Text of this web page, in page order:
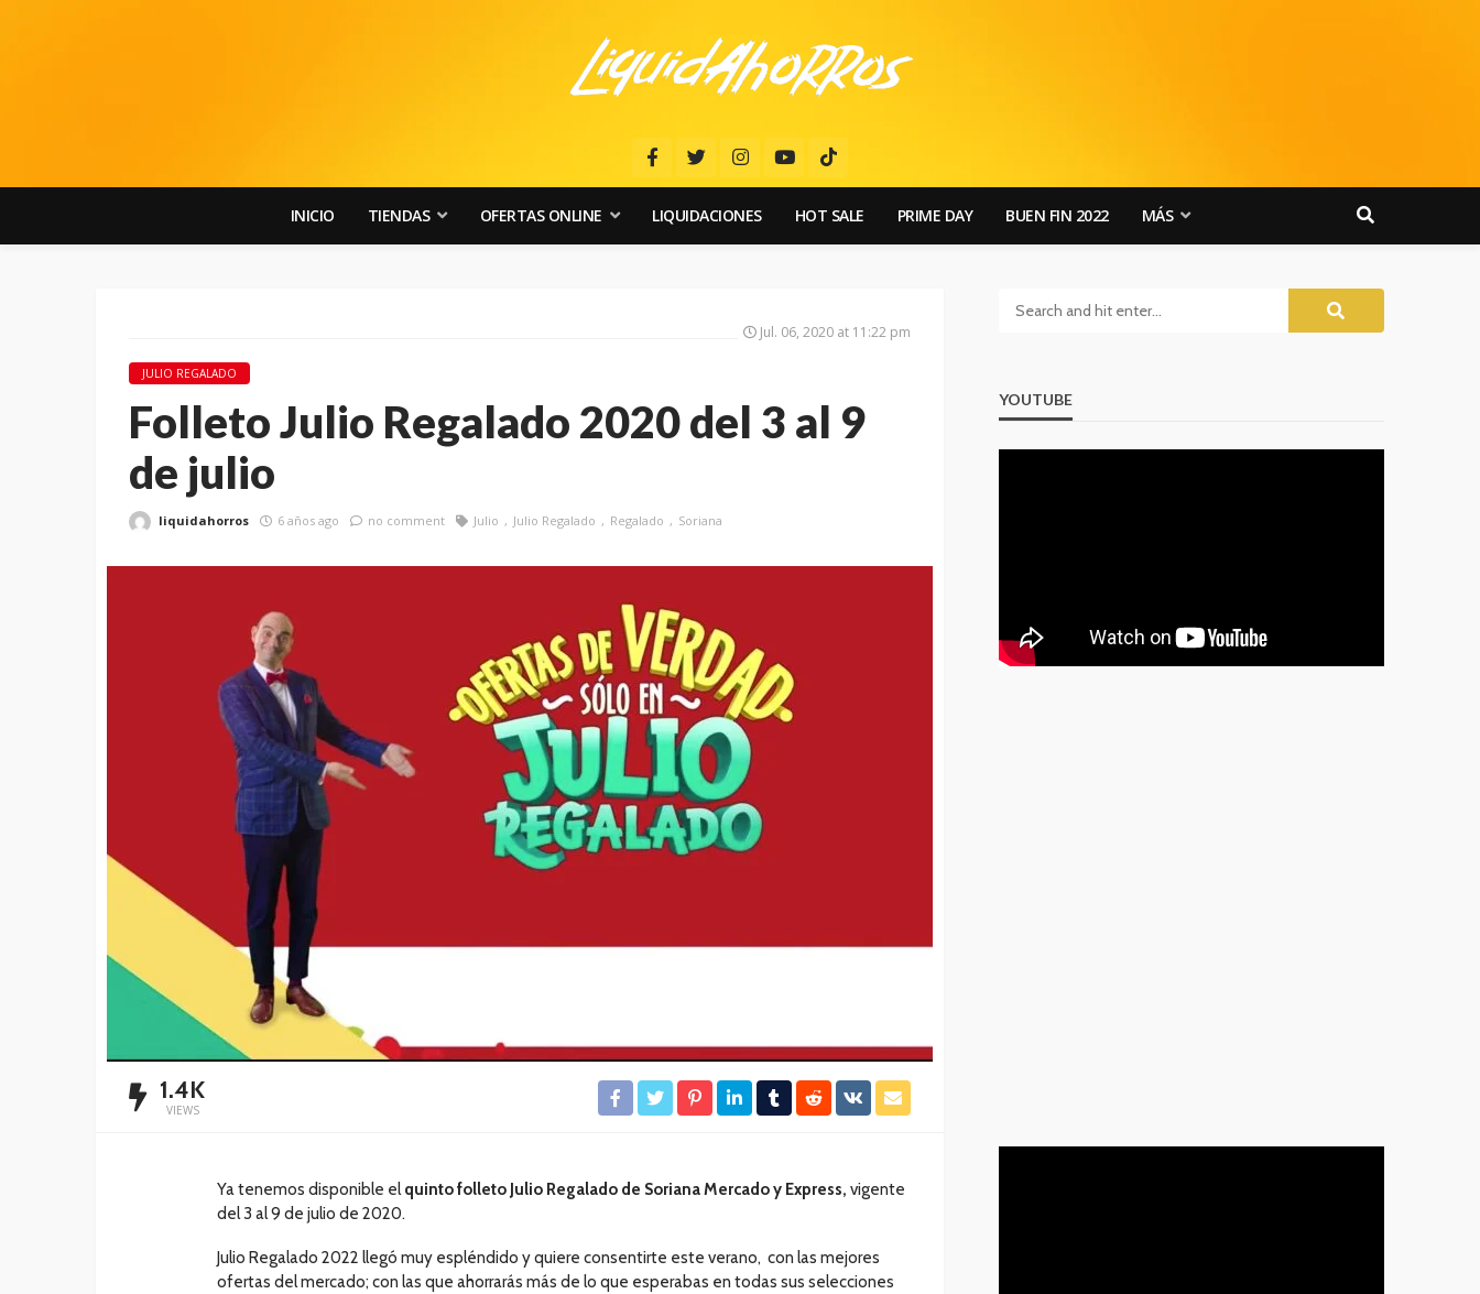
INICIO TIENDAS OFERTAS ONLINE LIQUIDACIONES HOT SALE PRIME DAY BUEN FIN 2022 MÁS
Jul. 06, 2020 at 11:22 pm
JULIO REGALADO
Folleto Julio Regalado 2020 del 3 al 9
de julio
liquidahorros 6 años ago no comment Julio Julio Regalado Regalado Soriana
1.4K
VIEWS
Ya tenemos disponible elquinto folleto Julio Regalado de Soriana Mercado y Express, vigente
del 3 al 9 de julio de 2020.
Julio Regalado 2022 llegó muy espléndido y quiere consentirte este verano, con las mejores
ofertas del mercado; con las que ahorrarás más de lo que esperabas en todas sus selecciones
YOUTUBE